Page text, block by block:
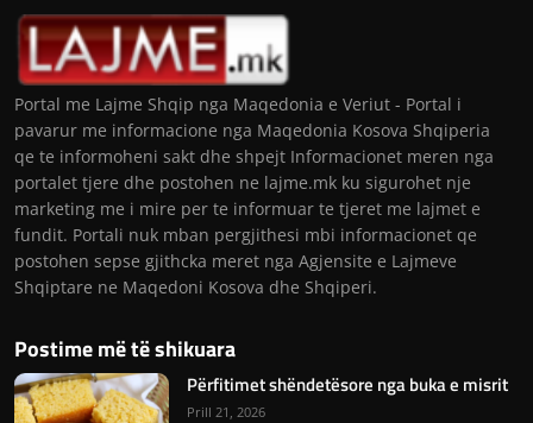
Portal me Lajme Shqip nga Maqedonia e Veriut - Portal i
pavarur me informacione nga Maqedonia Kosova Shqiperia
qe te informoheni sakt dhe shpejt Informacionet meren nga
portalet tjere dhe postohen ne lajme.mk ku sigurohet nje
marketing me i mire per te informuar te tjeret me lajmet e
fundit. Portali nuk mban pergjithesi mbi informacionet qe
postohen sepse gjithcka meret nga Agjensite e Lajmeve
Shqiptare ne Maqedoni Kosova dhe Shqiperi.
Postime më të shikuara
Përfitimet shëndetësore nga buka e misrit
Prill 21, 2026